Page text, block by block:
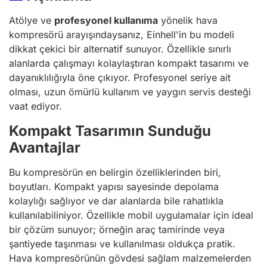
Atölye ve profesyonel kullanıma yönelik hava
kompresörü arayışındaysanız, Einhell'in bu modeli
dikkat çekici bir alternatif sunuyor. Özellikle sınırlı
alanlarda çalışmayı kolaylaştıran kompakt tasarımı ve
dayanıklılığıyla öne çıkıyor. Profesyonel seriye ait
olması, uzun ömürlü kullanım ve yaygın servis desteği
vaat ediyor.
Kompakt Tasarımın Sunduğu
Avantajlar
Bu kompresörün en belirgin özelliklerinden biri,
boyutları. Kompakt yapısı sayesinde depolama
kolaylığı sağlıyor ve dar alanlarda bile rahatlıkla
kullanılabiliniyor. Özellikle mobil uygulamalar için ideal
bir çözüm sunuyor; örneğin araç tamirinde veya
şantiyede taşınması ve kullanılması oldukça pratik.
Hava kompresörünün gövdesi sağlam malzemelerden